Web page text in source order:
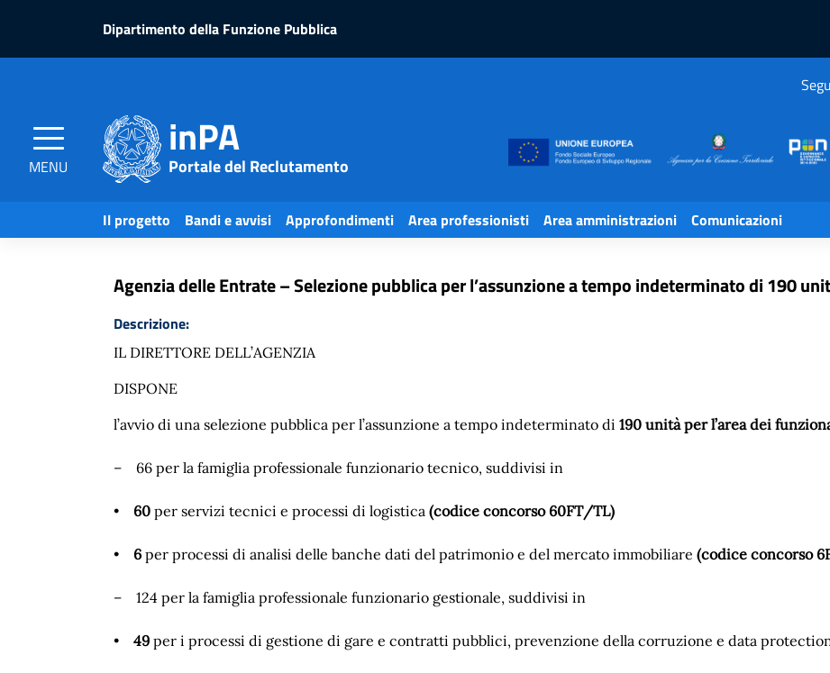
contenuto
piè
Dipartimento della Funzione Pubblica
MENU
inPA
Portale del Reclutamento
Il progetto Bandi e avvisi Approfondimenti Area professionisti Area amministrazioni Comunicazioni
Home/ Bandi e avvisi /Agenzia delle Entrate – Selezione pubblica per l’assunzione a tempo indeterminato di
Condividi
Agenzia delle Entrate – Selezione pubblica per l’assunzione a tempo indeterminato di 190
Descrizione:
IL DIRETTORE DELL’AGENZIA
DISPONE
l’avvio di una selezione pubblica per l’assunzione a tempo indeterminato di 190 unità per l’area dei
– 66 per la famiglia professionale funzionario tecnico, suddivisi in
• 60 per servizi tecnici e processi di logistica (codice concorso 60FT/TL)
• 6 per processi di analisi delle banche dati del patrimonio e del mercato immobiliare (codice concorso
– 124 per la famiglia professionale funzionario gestionale, suddivisi in
• 49 per i processi di gestione di gare e contratti pubblici, prevenzione della corruzione e data